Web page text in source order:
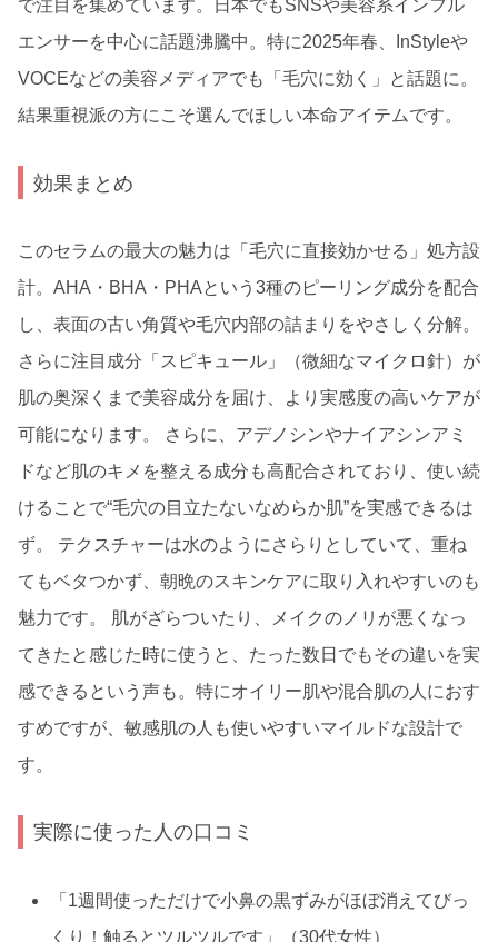
で注目を集めています。日本でもSNSや美容系インフル
エンサーを中心に話題沸騰中。特に2025年春、InStyleや
VOCEなどの美容メディアでも「毛穴に効く」と話題に。
結果重視派の方にこそ選んでほしい本命アイテムです。
効果まとめ
このセラムの最大の魅力は「毛穴に直接効かせる」処方設
計。AHA・BHA・PHAという3種のピーリング成分を配合
し、表面の古い角質や毛穴内部の詰まりをやさしく分解。
さらに注目成分「スピキュール」（微細なマイクロ針）が
肌の奥深くまで美容成分を届け、より実感度の高いケアが
可能になります。 さらに、アデノシンやナイアシンアミ
ドなど肌のキメを整える成分も高配合されており、使い続
けることで“毛穴の目立たないなめらか肌”を実感できるは
ず。 テクスチャーは水のようにさらりとしていて、重ね
てもベタつかず、朝晩のスキンケアに取り入れやすいのも
魅力です。 肌がざらついたり、メイクのノリが悪くなっ
てきたと感じた時に使うと、たった数日でもその違いを実
感できるという声も。特にオイリー肌や混合肌の人におす
すめですが、敏感肌の人も使いやすいマイルドな設計で
す。
実際に使った人の口コミ
「1週間使っただけで小鼻の黒ずみがほぼ消えてびっ
くり！触るとツルツルです」（30代女性）